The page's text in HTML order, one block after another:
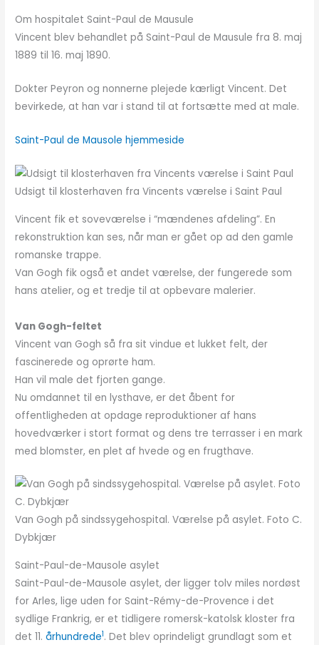
Om hospitalet Saint-Paul de Mausule
Vincent blev behandlet på Saint-Paul de Mausule fra 8. maj
1889 til 16. maj 1890.
Dokter Peyron og nonnerne plejede kærligt Vincent. Det
bevirkede, at han var i stand til at fortsætte med at male.
Saint-Paul de Mausole hjemmeside
Udsigt til klosterhaven fra Vincents værelse i Saint Paul
Vincent fik et soveværelse i “mændenes afdeling”. En
rekonstruktion kan ses, når man er gået op ad den gamle
romanske trappe.
Van Gogh fik også et andet værelse, der fungerede som
hans atelier, og et tredje til at opbevare malerier.
Van Gogh-feltet
Vincent van Gogh så fra sit vindue et lukket felt, der
fascinerede og oprørte ham.
Han vil male det fjorten gange.
Nu omdannet til en lysthave, er det åbent for
offentligheden at opdage reproduktioner af hans
hovedværker i stort format og dens tre terrasser i en mark
med blomster, en plet af hvede og en frugthave.
Van Gogh på sindssygehospital. Værelse på asylet. Foto C.
Dybkjær
Saint-Paul-de-Mausole asylet
Saint-Paul-de-Mausole asylet, der ligger tolv miles nordøst
for Arles, lige uden for Saint-Rémy-de-Provence i det
sydlige Frankrig, er et tidligere romersk-katolsk kloster fra
det 11.århundrede1. Det blev oprindeligt grundlagt som et